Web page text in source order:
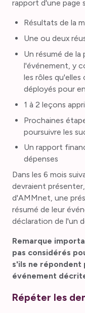
rapport d'une page
Résultats de la
Une ou deux
Un résumé de
l'événement, y
les rôles
déployés pour
1 à 2 leçons
Prochaines
poursuivre les
Un rapport
dépenses
Dans les 6 mois
devraient
d'AMMnet, une
résumé de leur
déclaration de l'un
Remarque
pas considérés
s'ils ne répondent
événement
Répéter les